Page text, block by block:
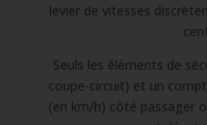
levier de vitesses
Seuls les éléments de
coupe-circuit) et un
(en km/h) côté passager